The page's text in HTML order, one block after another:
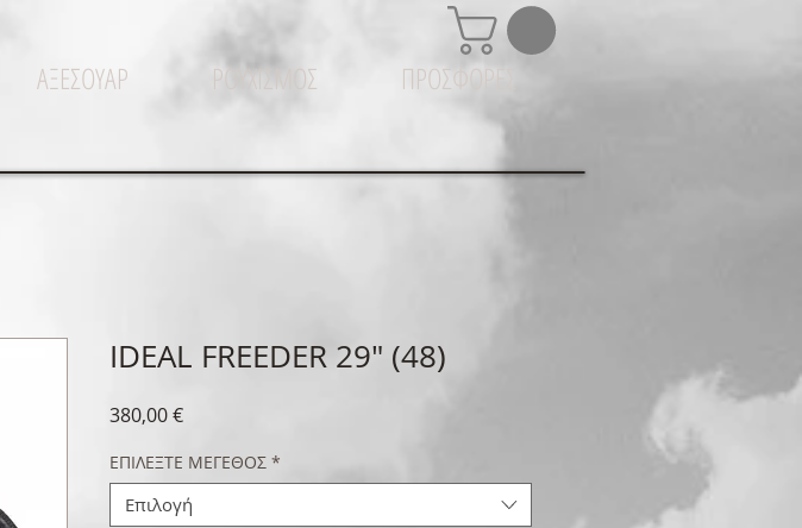
ΑΞΕΣΟΥΑΡ ΡΟΥΧΙΣΜΟΣ ΠΡΟΣΦΟΡΕΣ
IDEAL FREEDER 29" (48)
380,00 €Τιμή
ΕΠΙΛΕΞΤΕ ΜΕΓΕΘΟΣ *
Επιλογή